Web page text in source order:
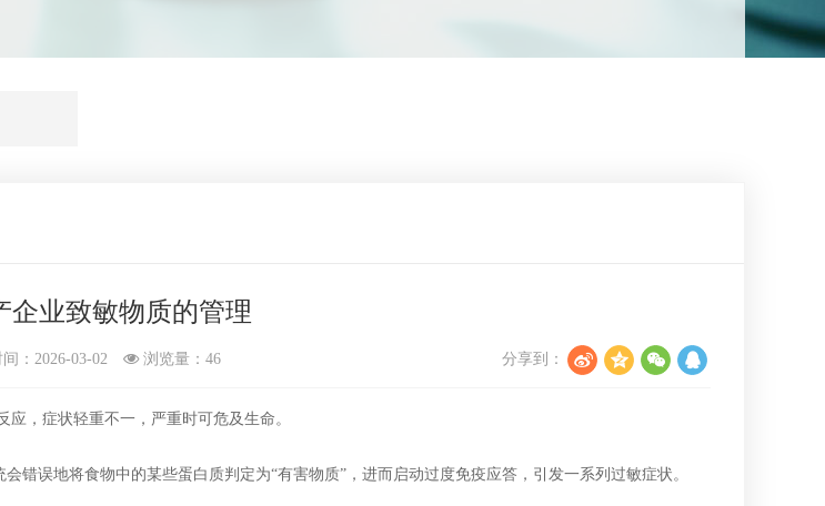
企业致敏物质的管理
：2026-03-02 浏览量： 46 分享到：
，症状轻重不一，严重时可危及生命。
错误地将食物中的某些蛋白质判定为“有害物质”，进而启动过度免疫应答，引发一系列过敏症状。